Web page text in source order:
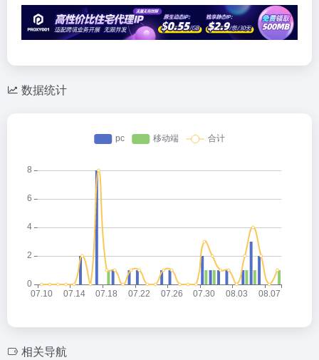
数据统计
相关导航